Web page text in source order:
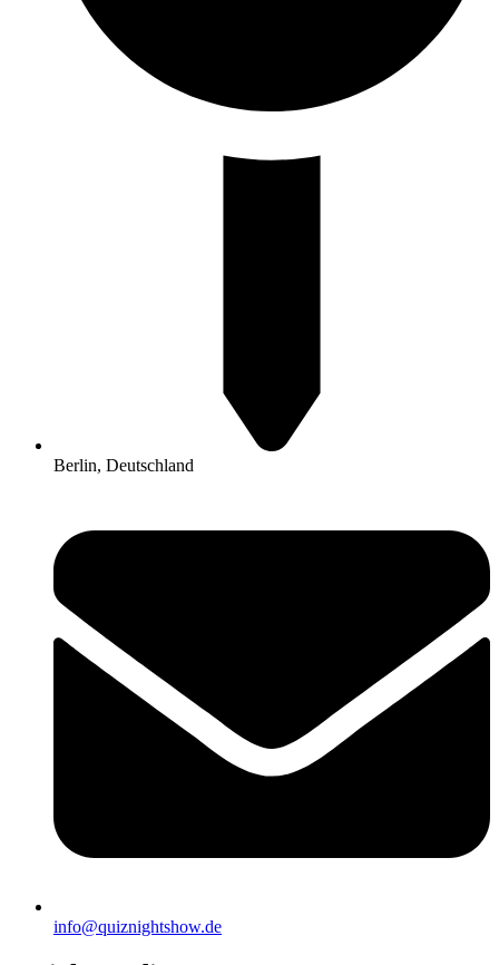
Berlin, Deutschland
info@quiznightshow.de